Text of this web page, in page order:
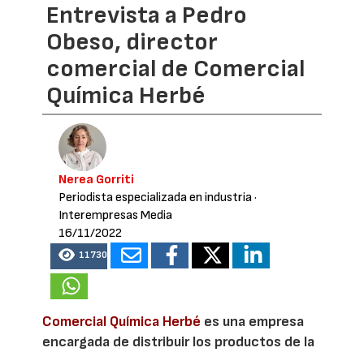
Entrevista a Pedro
Obeso, director
comercial de Comercial
Química Herbé
Nerea Gorriti
Periodista especializada en industria·
Interempresas Media
16/11/2022
11730
Comercial Química Herbé es una empresa
encargada de distribuir los productos de la